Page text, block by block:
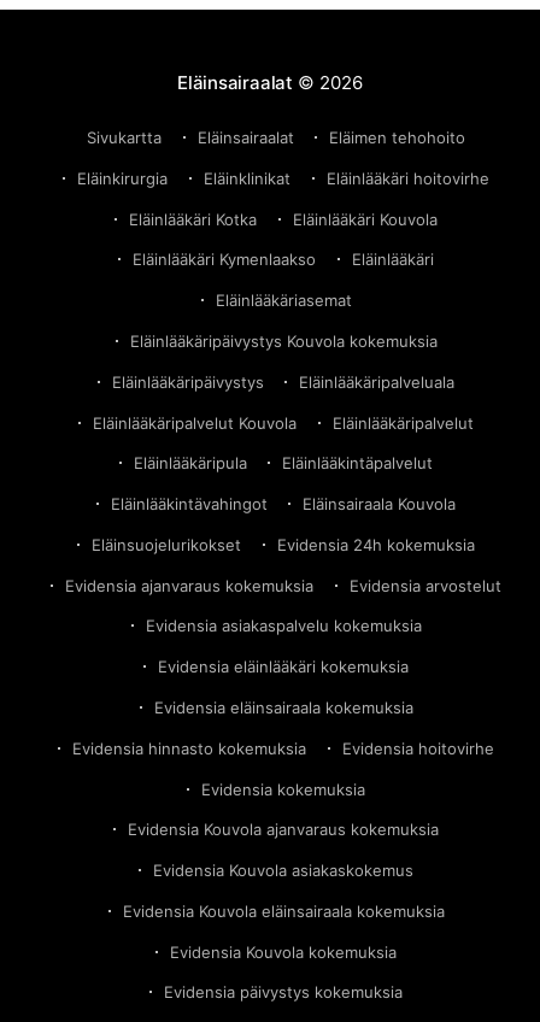
Eläinsairaalat © 2026
Sivukartta Eläinsairaalat Eläimen tehohoito
Eläinkirurgia Eläinklinikat Eläinlääkäri hoitovirhe
Eläinlääkäri Kotka Eläinlääkäri Kouvola
Eläinlääkäri Kymenlaakso Eläinlääkäri
Eläinlääkäriasemat
Eläinlääkäripäivystys Kouvola kokemuksia
Eläinlääkäripäivystys Eläinlääkäripalveluala
Eläinlääkäripalvelut Kouvola Eläinlääkäripalvelut
Eläinlääkäripula Eläinlääkintäpalvelut
Eläinlääkintävahingot Eläinsairaala Kouvola
Eläinsuojelurikokset Evidensia 24h kokemuksia
Evidensia ajanvaraus kokemuksia Evidensia arvostelut
Evidensia asiakaspalvelu kokemuksia
Evidensia eläinlääkäri kokemuksia
Evidensia eläinsairaala kokemuksia
Evidensia hinnasto kokemuksia Evidensia hoitovirhe
Evidensia kokemuksia
Evidensia Kouvola ajanvaraus kokemuksia
Evidensia Kouvola asiakaskokemus
Evidensia Kouvola eläinsairaala kokemuksia
Evidensia Kouvola kokemuksia
Evidensia päivystys kokemuksia